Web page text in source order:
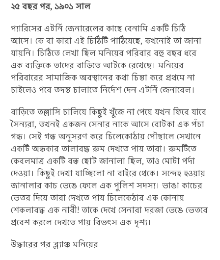
২৫ বছর পর, ১৯০১ সাল
প্যারিসের এটর্নি জেনারেলের কাছে বেনামি একটি চিঠি
আসে। কে বা কারা এই চিঠিটি পাঠিয়েছে, কখনোই তা জানা
যায়নি। চিঠিতে লেখা ছিল মনিয়ের পরিবার বহু বছর ধরে
এক ব্যক্তিকে তাদের বাড়িতে আটকে রেখেছে। মনিয়ের
পরিবারের সামাজিক অবস্থানের কথা চিন্তা করে প্রথমে না
চাইলেও পরে তদন্ত চালাতে নির্দেশ দেন এটর্নি জেনারেল।
বাড়িতে তল্লাসি চালিয়ে কিছুই খুঁজে না পেয়ে যখন ফিরে যাবে
সৈন্যরা, তখনই একজন সেনার নাকে আসে বোটকা এক পঁচা
গন্ধ। সেই গন্ধ অনুসরণ করে চিলেকোঠায় পৌছালে সেখানে
একটি অন্ধকার তালাবদ্ধ রুম দেখতে পায় তারা। রুমটিতে
কেবলমাত্র একটি বন্ধ ছোট জানালা ছিল, তাও মোটা পর্দা
দেওয়া। কিছুই দেখা যাচ্ছিলো না বাইরে থেকে। সন্দেহ হওয়ায়
জানালার কাচ ভেঙে ফেলে এক পুলিশ সদস্য। ভাঙা কাচের
ভেতর দিয়ে তারা দেখতে পায় চিলেকেঠার এক কোনায়
শেকলাবদ্ধ এক নারী! তাকে দেখে সেনারা দরজা ভেঙে ভেতরে
প্রবেশ করলে দেখতে পায় বিভৎস এক দৃশ্য।
উদ্ধারের পর ব্ল্যাঞ্চ মনিয়ের